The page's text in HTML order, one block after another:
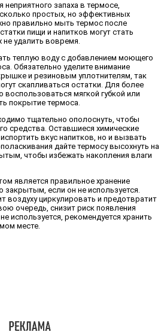
запаха в термосе,
простых, но эффективных
правильно мыть термос после
пищи и напитков могут стать
не удалить вовремя.
теплую воду с добавлением моющего
Обязательно уделите внимание
и резиновым уплотнителям, так
скапливаться остатки. Для более
мягкой губкой или
покрытие термоса.
тщательно ополоснуть, чтобы
средства. Оставшиеся химические
вкус напитков, но и вызвать
дайте термосу высохнуть на
чтобы избежать накопления влаги
является правильное хранение
закрытым, если он не используется.
воздуху циркулировать и предотвратит
очередь, снизит риск появления
используется, рекомендуется хранить
месте.